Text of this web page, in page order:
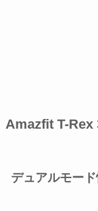
Amazfit T-Rex
デュアルモー